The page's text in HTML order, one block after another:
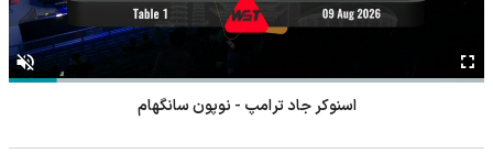
اسنوکر جاد ترامپ - نوپون سانگهام